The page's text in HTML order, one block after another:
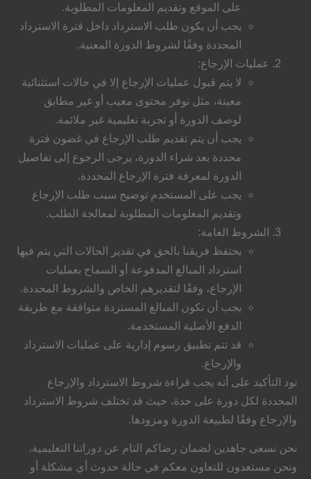
على الموقع وتقديم المعلومات المطلوبة.
يجب أن يكون طلب الاسترداد داخل فترة الاسترداد
المحددة وفقًا لشروط الدورة المعنية.
عمليات الإرجاع:
لا يتم قبول عمليات الإرجاع إلا في حالات استثنائية
معينة، مثل توفر محتوى معيب أو غير مطابق
لوصف الدورة أو تجربة تعليمية غير ملائمة.
يجب أن يتم تقديم طلب الإرجاع في غضون فترة
محددة بعد شراء الدورة، يرجى الرجوع إلى تفاصيل
الدورة لمعرفة فترة الإرجاع المحددة.
يجب على المستخدم توضيح سبب طلب الإرجاع
وتقديم المعلومات المطلوبة لمعالجة الطلب.
الشروط العامة:
يحتفظ فريقنا بالحق في تقدير الحالات التي يتم فيها
استرداد المبالغ المدفوعة أو السماح بعمليات
الإرجاع، وفقًا لتقديرهم الخاص والشروط المحددة.
يجب أن تكون المبالغ المستردة متوافقة مع طريقة
الدفع الأصلية المستخدمة.
قد تتم تطبيق رسوم إدارية على عمليات الاسترداد
والإرجاع.
نود التأكيد على أنه يجب قراءة شروط الاسترداد والإرجاع
المحددة لكل دورة على حدة، حيث قد تختلف شروط الاسترداد
والإرجاع وفقًا لطبيعة الدورة ومزودها.
نحن نسعى جاهدين لضمان رضاكم التام عن دوراتنا التعليمية،
ونحن مستعدون للتعاون معكم في حالة حدوث أي مشكلة أو